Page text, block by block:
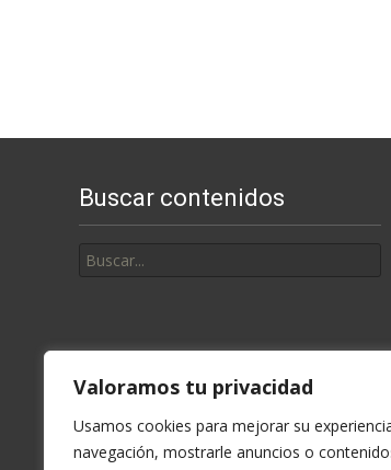
Valoramos tu privacidad
Usamos cookies para mejorar su
navegación, mostrarle anuncios o
Buscar contenidos
por: